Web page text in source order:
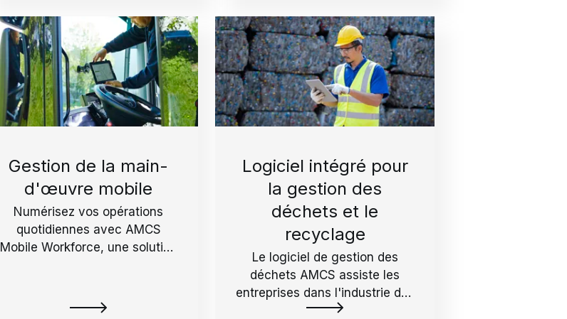
Gestion de la main-
d'œuvre mobile
Numérisez vos opérations
quotidiennes avec AMCS
Mobile Workforce, une solution
Logiciel intégré pour
la gestion des
déchets et le
recyclage
Le logiciel de gestion des
déchets AMCS assiste les
entreprises dans l'industrie des
déchets et du recyclage.